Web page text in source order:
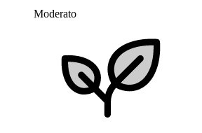
Moderato